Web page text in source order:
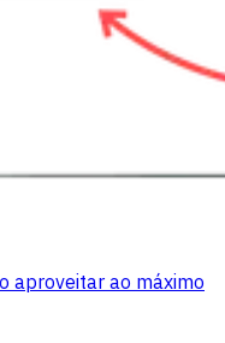
aproveitar ao máximo